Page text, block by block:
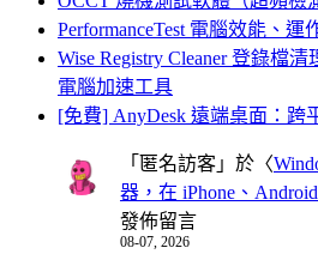
PerformanceTest 電腦效能、
Wise Registry Cleaner 登錄檔
電腦加速工具
[免費] AnyDesk 遠端桌面：跨
「 匿名訪客 」於〈
器，在 iPhone、
發佈留言
08-07, 2026